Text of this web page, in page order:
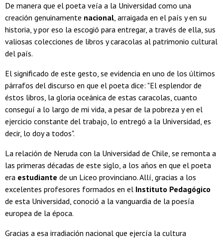
De manera que el poeta veía a la Universidad como una
creación genuinamente nacional, arraigada en el país y en su
historia, y por eso la escogió para entregar, a través de ella, sus
valiosas colecciones de libros y caracolas al patrimonio cultural
del país.
El significado de este gesto, se evidencia en uno de los últimos
párrafos del discurso en que el poeta dice: "El esplendor de
éstos libros, la gloria oceánica de estas caracolas, cuanto
conseguí a lo largo de mi vida, a pesar de la pobreza y en el
ejercicio constante del trabajo, lo entregó a la Universidad, es
decir, lo doy a todos".
La relación de Neruda con la Universidad de Chile, se remonta a
las primeras décadas de este siglo, a los años en que el poeta
era estudiante de un Liceo provinciano. Allí, gracias a los
excelentes profesores formados en el Instituto Pedagógico
de esta Universidad, conoció a la vanguardia de la poesía
europea de la época.
Gracias a esa irradiación nacional que ejercía la cultura